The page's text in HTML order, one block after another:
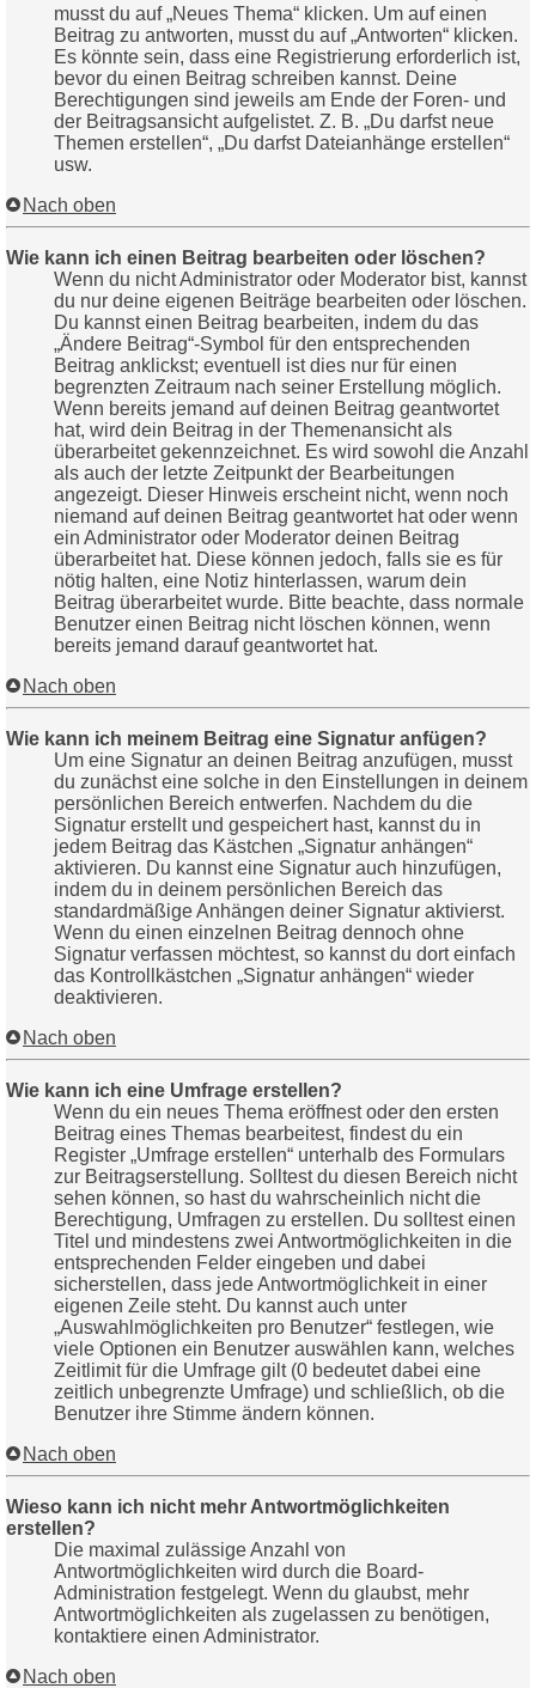
musst du auf „Neues Thema“ klicken. Um auf einen
Beitrag zu antworten, musst du auf „Antworten“ klicken.
Es könnte sein, dass eine Registrierung erforderlich ist,
bevor du einen Beitrag schreiben kannst. Deine
Berechtigungen sind jeweils am Ende der Foren- und
der Beitragsansicht aufgelistet. Z. B. „Du darfst neue
Themen erstellen“, „Du darfst Dateianhänge erstellen“
usw.
Nach oben
Wie kann ich einen Beitrag bearbeiten oder löschen?
Wenn du nicht Administrator oder Moderator bist, kannst
du nur deine eigenen Beiträge bearbeiten oder löschen.
Du kannst einen Beitrag bearbeiten, indem du das
„Ändere Beitrag“-Symbol für den entsprechenden
Beitrag anklickst; eventuell ist dies nur für einen
begrenzten Zeitraum nach seiner Erstellung möglich.
Wenn bereits jemand auf deinen Beitrag geantwortet
hat, wird dein Beitrag in der Themenansicht als
überarbeitet gekennzeichnet. Es wird sowohl die Anzahl
als auch der letzte Zeitpunkt der Bearbeitungen
angezeigt. Dieser Hinweis erscheint nicht, wenn noch
niemand auf deinen Beitrag geantwortet hat oder wenn
ein Administrator oder Moderator deinen Beitrag
überarbeitet hat. Diese können jedoch, falls sie es für
nötig halten, eine Notiz hinterlassen, warum dein
Beitrag überarbeitet wurde. Bitte beachte, dass normale
Benutzer einen Beitrag nicht löschen können, wenn
bereits jemand darauf geantwortet hat.
Nach oben
Wie kann ich meinem Beitrag eine Signatur anfügen?
Um eine Signatur an deinen Beitrag anzufügen, musst
du zunächst eine solche in den Einstellungen in deinem
persönlichen Bereich entwerfen. Nachdem du die
Signatur erstellt und gespeichert hast, kannst du in
jedem Beitrag das Kästchen „Signatur anhängen“
aktivieren. Du kannst eine Signatur auch hinzufügen,
indem du in deinem persönlichen Bereich das
standardmäßige Anhängen deiner Signatur aktivierst.
Wenn du einen einzelnen Beitrag dennoch ohne
Signatur verfassen möchtest, so kannst du dort einfach
das Kontrollkästchen „Signatur anhängen“ wieder
deaktivieren.
Nach oben
Wie kann ich eine Umfrage erstellen?
Wenn du ein neues Thema eröffnest oder den ersten
Beitrag eines Themas bearbeitest, findest du ein
Register „Umfrage erstellen“ unterhalb des Formulars
zur Beitragserstellung. Solltest du diesen Bereich nicht
sehen können, so hast du wahrscheinlich nicht die
Berechtigung, Umfragen zu erstellen. Du solltest einen
Titel und mindestens zwei Antwortmöglichkeiten in die
entsprechenden Felder eingeben und dabei
sicherstellen, dass jede Antwortmöglichkeit in einer
eigenen Zeile steht. Du kannst auch unter
„Auswahlmöglichkeiten pro Benutzer“ festlegen, wie
viele Optionen ein Benutzer auswählen kann, welches
Zeitlimit für die Umfrage gilt (0 bedeutet dabei eine
zeitlich unbegrenzte Umfrage) und schließlich, ob die
Benutzer ihre Stimme ändern können.
Nach oben
Wieso kann ich nicht mehr Antwortmöglichkeiten
erstellen?
Die maximal zulässige Anzahl von
Antwortmöglichkeiten wird durch die Board-
Administration festgelegt. Wenn du glaubst, mehr
Antwortmöglichkeiten als zugelassen zu benötigen,
kontaktiere einen Administrator.
Nach oben